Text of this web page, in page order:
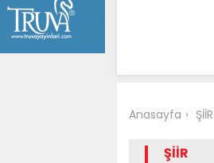
Anasayfa ŞİİR
ŞİİR